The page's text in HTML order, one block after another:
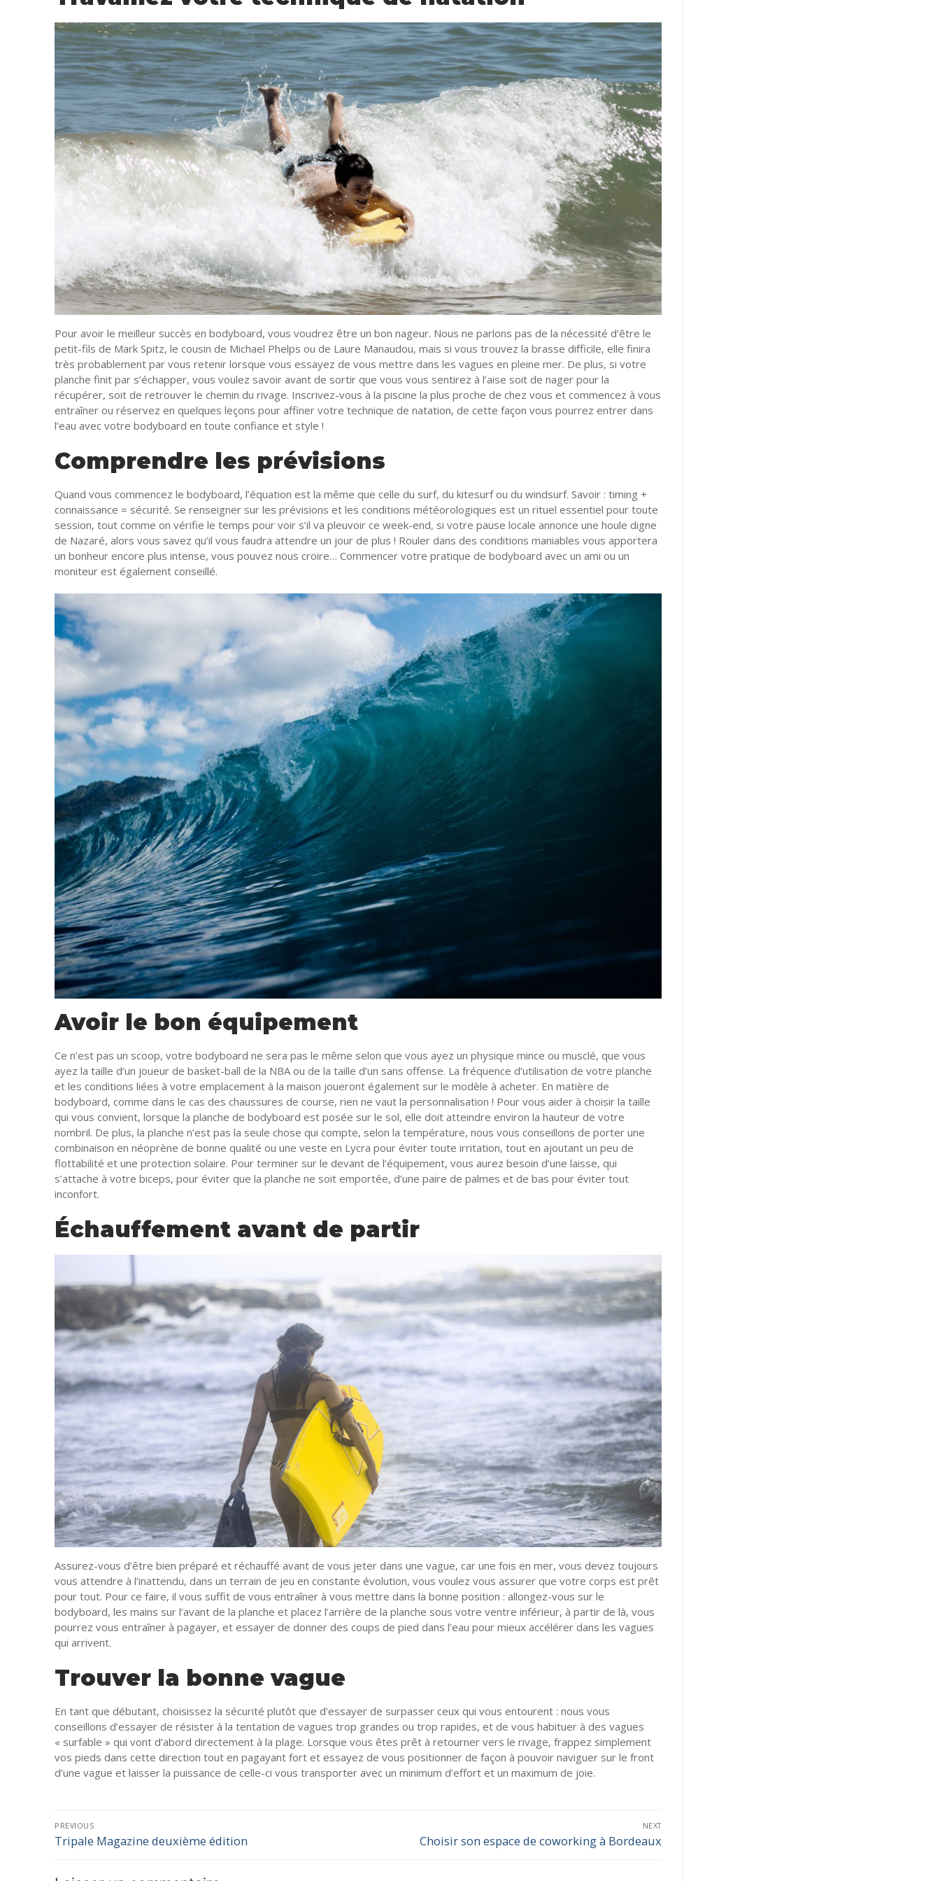
Pour avoir le meilleur succès en bodyboard, vous voudrez être un bon nageur. Nous ne parlons pas de la nécessité d’être le
petit-fils de Mark Spitz, le cousin de Michael Phelps ou de Laure Manaudou, mais si vous trouvez la brasse difficile, elle finira
très probablement par vous retenir lorsque vous essayez de vous mettre dans les vagues en pleine mer. De plus, si votre
planche finit par s’échapper, vous voulez savoir avant de sortir que vous vous sentirez à l’aise soit de nager pour la
récupérer, soit de retrouver le chemin du rivage. Inscrivez-vous à la piscine la plus proche de chez vous et commencez à vous
entraîner ou réservez en quelques leçons pour affiner votre technique de natation, de cette façon vous pourrez entrer dans
l’eau avec votre bodyboard en toute confiance et style !
Comprendre les prévisions
Quand vous commencez le bodyboard, l’équation est la même que celle du surf, du kitesurf ou du windsurf. Savoir : timing +
connaissance = sécurité. Se renseigner sur les prévisions et les conditions météorologiques est un rituel essentiel pour toute
session, tout comme on vérifie le temps pour voir s’il va pleuvoir ce week-end, si votre pause locale annonce une houle digne
de Nazaré, alors vous savez qu’il vous faudra attendre un jour de plus ! Rouler dans des conditions maniables vous apportera
un bonheur encore plus intense, vous pouvez nous croire… Commencer votre pratique de bodyboard avec un ami ou un
moniteur est également conseillé.
Avoir le bon équipement
Ce n’est pas un scoop, votre bodyboard ne sera pas le même selon que vous ayez un physique mince ou musclé, que vous
ayez la taille d’un joueur de basket-ball de la NBA ou de la taille d’un sans offense. La fréquence d’utilisation de votre planche
et les conditions liées à votre emplacement à la maison joueront également sur le modèle à acheter. En matière de
bodyboard, comme dans le cas des chaussures de course, rien ne vaut la personnalisation ! Pour vous aider à choisir la taille
qui vous convient, lorsque la planche de bodyboard est posée sur le sol, elle doit atteindre environ la hauteur de votre
nombril. De plus, la planche n’est pas la seule chose qui compte, selon la température, nous vous conseillons de porter une
combinaison en néoprène de bonne qualité ou une veste en Lycra pour éviter toute irritation, tout en ajoutant un peu de
flottabilité et une protection solaire. Pour terminer sur le devant de l’équipement, vous aurez besoin d’une laisse, qui
s’attache à votre biceps, pour éviter que la planche ne soit emportée, d’une paire de palmes et de bas pour éviter tout
inconfort.
Échauffement avant de partir
Assurez-vous d’être bien préparé et réchauffé avant de vous jeter dans une vague, car une fois en mer, vous devez toujours
vous attendre à l’inattendu, dans un terrain de jeu en constante évolution, vous voulez vous assurer que votre corps est prêt
pour tout. Pour ce faire, il vous suffit de vous entraîner à vous mettre dans la bonne position : allongez-vous sur le
bodyboard, les mains sur l’avant de la planche et placez l’arrière de la planche sous votre ventre inférieur, à partir de là, vous
pourrez vous entraîner à pagayer, et essayer de donner des coups de pied dans l’eau pour mieux accélérer dans les vagues
qui arrivent.
Trouver la bonne vague
En tant que débutant, choisissez la sécurité plutôt que d’essayer de surpasser ceux qui vous entourent : nous vous
conseillons d’essayer de résister à la tentation de vagues trop grandes ou trop rapides, et de vous habituer à des vagues
« surfable » qui vont d’abord directement à la plage. Lorsque vous êtes prêt à retourner vers le rivage, frappez simplement
vos pieds dans cette direction tout en pagayant fort et essayez de vous positionner de façon à pouvoir naviguer sur le front
d’une vague et laisser la puissance de celle-ci vous transporter avec un minimum d’effort et un maximum de joie.
PREVIOUS
Tripale Magazine deuxième édition
NEXT
Choisir son espace de coworking à Bordeaux